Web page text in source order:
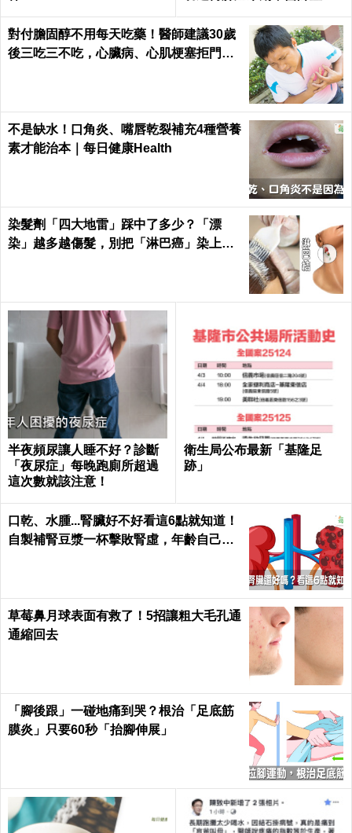
alth
對付膽固醇不用每天吃藥！醫師建議30歲
後三吃三不吃，心臟病、心肌梗塞拒門外
不是缺水！口角炎、嘴唇乾裂補充4種營養
素才能治本｜每日健康Health
染髮劑「四大地雷」踩中了多少？「漂
染」越多越傷髮，別把「淋巴癌」染上
半夜頻尿讓人睡不好？診斷
「夜尿症」每晚跑廁所超過
這次數就該注意！
衛生局公布最新「基隆足
跡」
口乾、水腫...腎臟好不好看這6點就知道！
自製補腎豆漿一杯擊敗腎虛，年齡自己決
草莓鼻月球表面有救了！5招讓粗大毛孔通
通縮回去
「腳後跟」一碰地痛到哭？根治「足底筋
膜炎」只要60秒「抬腳伸展」